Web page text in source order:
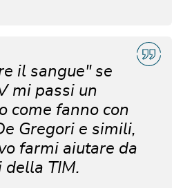
il sangue" se
mi passi un
come fanno con
Gregori e simili,
farmi aiutare da
della TIM.